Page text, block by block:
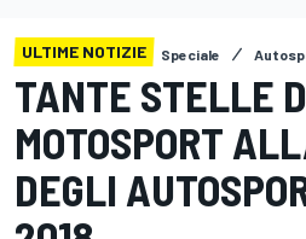
ULTIME NOTIZIE Speciale
TANTE STELLE
MOTOSPORT
DEGLI